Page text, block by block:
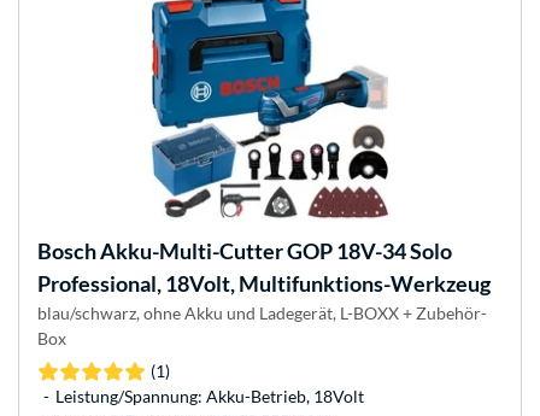
BoschAkku-Multi-Cutter GOP 18V-34 Solo
Professional, 18Volt, Multifunktions-Werkzeug
blau/schwarz, ohne Akku und Ladegerät, L-BOXX + Zubehör-
Box
(1)
Leistung/Spannung: Akku-Betrieb, 18Volt